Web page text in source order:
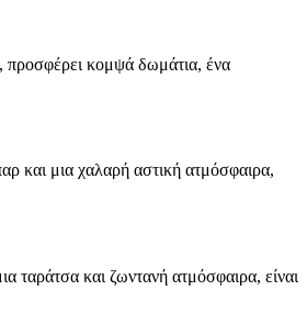
προσφέρει κομψά δωμάτια, ένα
και μια χαλαρή αστική ατμόσφαιρα,
ταράτσα και ζωντανή ατμόσφαιρα, είναι